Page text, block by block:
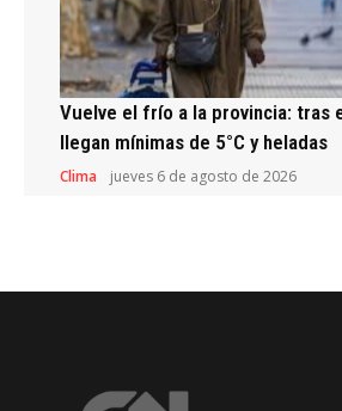
Vuelve el frío a la provincia: tras
llegan mínimas de 5°C y heladas
Clima jueves 6 de agosto de 2026